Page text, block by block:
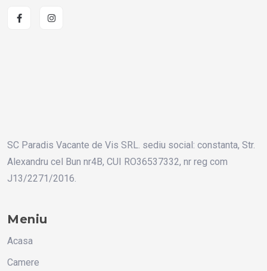
SC Paradis Vacante de Vis SRL. sediu social: constanta, Str.
Alexandru cel Bun nr4B, CUI RO36537332, nr reg com
J13/2271/2016.
Meniu
Acasa
Camere